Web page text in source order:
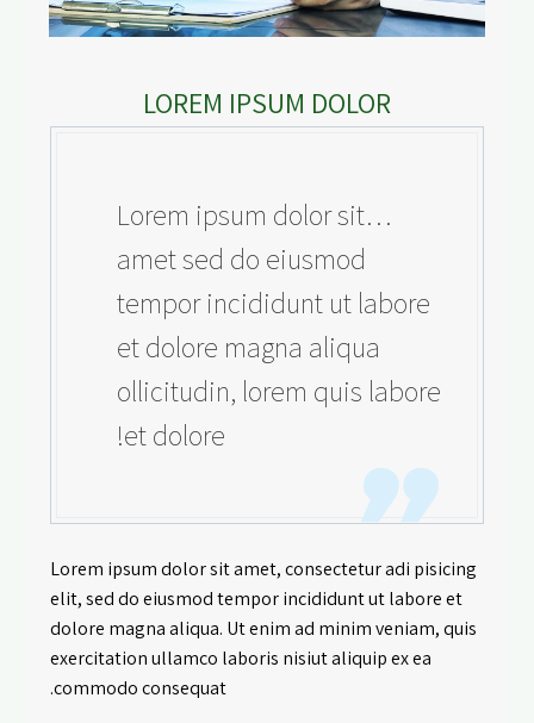
LOREM IPSUM DOLOR
…Lorem ipsum dolor sit
amet sed do eiusmod
tempor incididunt ut labore
et dolore magna aliqua
ollicitudin, lorem quis labore
et dolore!
Lorem ipsum dolor sit amet, consectetur adi pisicing
elit, sed do eiusmod tempor incididunt ut labore et
dolore magna aliqua. Ut enim ad minim veniam, quis
exercitation ullamco laboris nisiut aliquip ex ea
commodo consequat.